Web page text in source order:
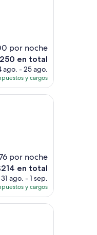
por noche
en total
ago. - 25 ago.
y cargos
por noche
precio
en total
31 ago. - 1 sep.
y cargos